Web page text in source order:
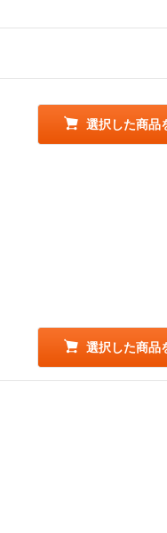
選択した商品
選択した商品